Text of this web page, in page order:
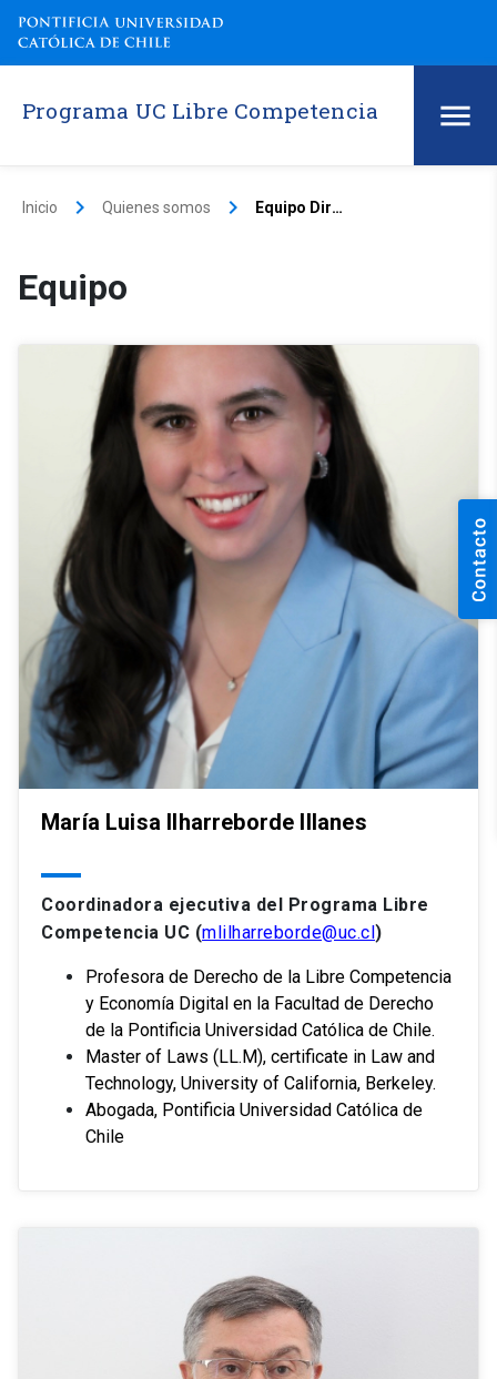
Programa UC Libre Competencia
Inicio keyboard_arrow_right Quienes somos keyboard_arrow_right Equipo Directivo
Equipo
María Luisa Ilharreborde Illanes
Coordinadora ejecutiva del Programa Libre
Competencia UC (mlilharreborde@uc.cl)
Profesora de Derecho de la Libre Competencia
y Economía Digital en la Facultad de Derecho
de la Pontificia Universidad Católica de Chile.
Master of Laws (LL.M), certificate in Law and
Technology, University of California, Berkeley.
Abogada, Pontificia Universidad Católica de
Chile